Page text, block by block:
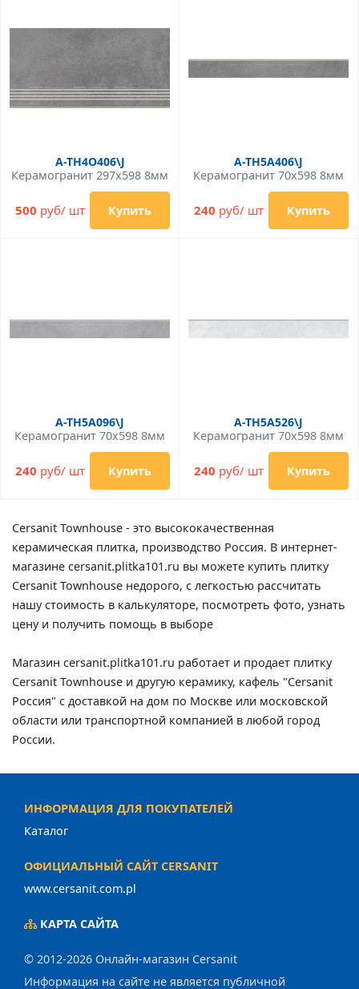
A-TH4O406\J
Керамогранит 297x598 8мм
500 руб/ шт Купить
A-TH5A406\J
Керамогранит 70x598 8мм
240 руб/ шт Купить
A-TH5A096\J
Керамогранит 70x598 8мм
240 руб/ шт Купить
A-TH5A526\J
Керамогранит 70x598 8мм
240 руб/ шт Купить
Cersanit Townhouse - это высококачественная
керамическая плитка, производство Россия. В интернет-
магазине cersanit.plitka101.ru вы можете купить плитку
Cersanit Townhouse недорого, с легкостью рассчитать
нашу стоимость в калькуляторе, посмотреть фото, узнать
цену и получить помощь в выборе
Магазин cersanit.plitka101.ru работает и продает плитку
Cersanit Townhouse и другую керамику, кафель "Cersanit
Россия" с доставкой на дом по Москве или московской
области или транспортной компанией в любой город
России.
ИНФОРМАЦИЯ ДЛЯ ПОКУПАТЕЛЕЙ
Каталог
ОФИЦИАЛЬНЫЙ САЙТ CERSANIT
www.cersanit.com.pl
КАРТА САЙТА
© 2012-2026 Онлайн-магазин Cersanit
Информация на сайте не является публичной